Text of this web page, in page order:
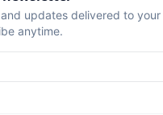
updates delivered to your
anytime.